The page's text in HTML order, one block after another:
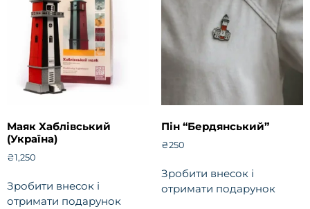
Маяк Хаблівський
(Україна)
₴1,250
Зробити внесок і
отримати подарунок
Пін “Бердянський”
₴250
Зробити внесок і
отримати подарунок